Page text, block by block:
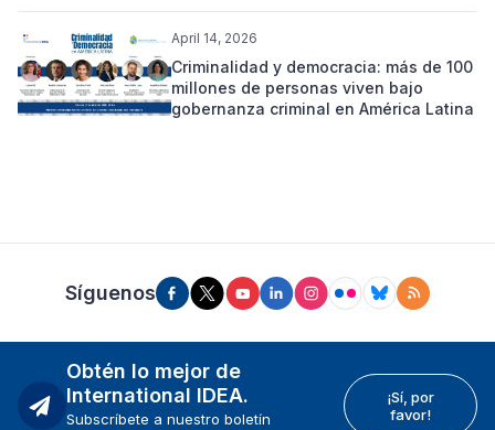
April 14, 2026
Criminalidad y democracia: más de 100
millones de personas viven bajo
gobernanza criminal en América Latina
Síguenos
Obtén lo mejor de
International IDEA.
Subscríbete a nuestro boletín
¡Sí, por
favor!